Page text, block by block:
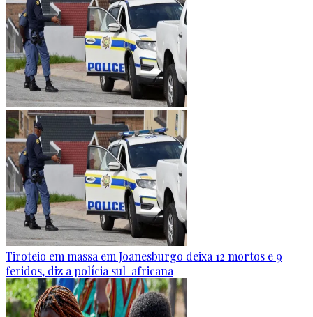
Tiroteio em massa em Joanesburgo deixa 12 mortos e 9
feridos, diz a polícia sul-africana